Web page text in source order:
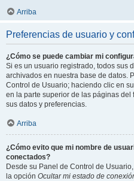
Arriba
Preferencias de usuario y
¿Cómo se puede cambiar mi
Si es un usuario registrado, todos sus
archivados en nuestra base de datos.
Control de Usuario; haciendo clic en
en la parte superior de las páginas
sus datos y preferencias.
Arriba
¿Cómo evito que mi nombre de
conectados?
Desde su Panel de Control de
la opción Ocultar mi estado de